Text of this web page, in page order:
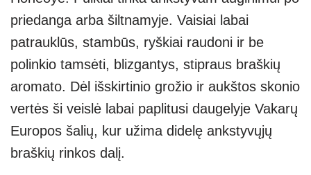
priedanga arba šiltnamyje. Vaisiai labai
patrauklūs, stambūs, ryškiai raudoni ir be
polinkio tamsėti, blizgantys, stipraus braškių
aromato. Dėl išskirtinio grožio ir aukštos skonio
vertės ši veislė labai paplitusi daugelyje Vakarų
Europos šalių, kur užima didelę ankstyvųjų
braškių rinkos dalį.